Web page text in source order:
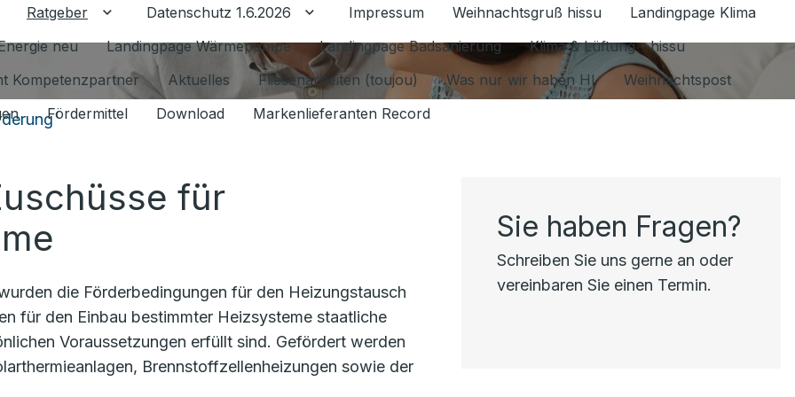
Ratgeber Untermenü für Ratgeber umschalten
Datenschutz 1.6.2026 Untermenü für Datenschutz 1.6.2026 umschalten
Impressum Weihnachtsgruß hissu
Landingpage Klima
neu
Landingpage Wärmepumpe Landingpage Badsanierung
Klima & Lüftung - hissu
Kompetenzpartner
Aktuelles Fliesenarbeiten (toujou) Was nur wir haben HI
Weihnachtspost
Fördermittel Download Markenlieferanten Record
für
die Förderbedingungen für den Heizungstausch
für den Einbau bestimmter Heizsysteme staatliche
Voraussetzungen erfüllt sind. Gefördert werden
Brennstoffzellenheizungen sowie der
Sie haben Fragen?
Schreiben Sie uns gerne an oder
vereinbaren Sie einen Termin.